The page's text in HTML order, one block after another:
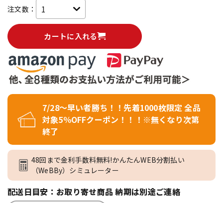
注文数：
カートに入れる
7/28～早い者勝ち！！先着1000枚限定 全品
対象5％OFFクーポン！！！※無くなり次第
終了
48回まで金利手数料無料!かんたんWEB分割払い
（WeBBy）シミュレーター
配送日目安：お取り寄せ商品 納期は別途ご連絡